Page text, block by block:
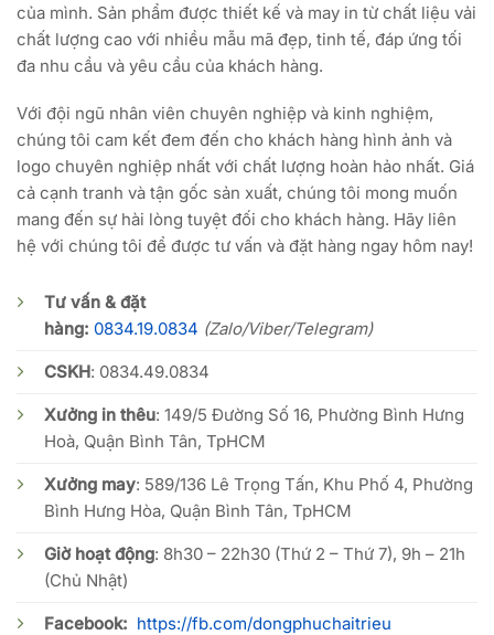
của mình. Sản phẩm được thiết kế và may in từ chất liệu vải
chất lượng cao với nhiều mẫu mã đẹp, tinh tế, đáp ứng tối
đa nhu cầu và yêu cầu của khách hàng.
Với đội ngũ nhân viên chuyên nghiệp và kinh nghiệm,
chúng tôi cam kết đem đến cho khách hàng hình ảnh và
logo chuyên nghiệp nhất với chất lượng hoàn hảo nhất. Giá
cả cạnh tranh và tận gốc sản xuất, chúng tôi mong muốn
mang đến sự hài lòng tuyệt đối cho khách hàng. Hãy liên
hệ với chúng tôi để được tư vấn và đặt hàng ngay hôm nay!
Tư vấn & đặt
hàng: 0834.19.0834 (Zalo/Viber/Telegram)
CSKH: 0834.49.0834
Xưởng in thêu: 149/5 Đường Số 16, Phường Bình Hưng
Hoà, Quận Bình Tân, TpHCM
Xưởng may: 589/136 Lê Trọng Tấn, Khu Phố 4, Phường
Bình Hưng Hòa, Quận Bình Tân, TpHCM
Giờ hoạt động: 8h30 – 22h30 (Thứ 2 – Thứ 7), 9h – 21h
(Chủ Nhật)
Facebook: https://fb.com/dongphuchaitrieu